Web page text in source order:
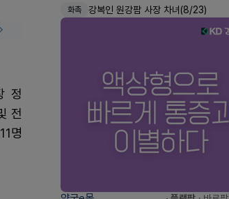
정
전
명
화촉 강복인 원강팜 사장 차녀(8/23)